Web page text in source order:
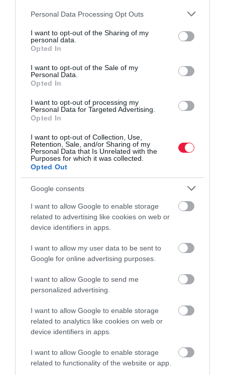
Please note that this website/app uses one or more Google
not limited to your visit or usage behaviour. You may click to
grant or deny consent to Google and its third-party tags to
use your data for below specified purposes in below Google
consent section.
Personal Data Processing Opt Outs
I want to opt-out of the Sharing of my
personal data.
Opted In
I want to opt-out of the Sale of my
Personal Data.
Opted In
I want to opt-out of processing my
Personal Data for Targeted Advertising.
Opted In
I want to opt-out of Collection, Use,
Retention, Sale, and/or Sharing of my
Personal Data that Is Unrelated with the
Purposes for which it was collected.
Opted Out
Google consents
I want to allow Google to enable storage
related to advertising like cookies on web or
device identifiers in apps.
I want to allow my user data to be sent to
Google for online advertising purposes.
I want to allow Google to send me
personalized advertising.
I want to allow Google to enable storage
related to analytics like cookies on web or
device identifiers in apps.
I want to allow Google to enable storage
related to functionality of the website or app.
csalás unokázós csalás átverés rendőrség
INGATLAN
100 millió felett már az agglomeráció nyer: kifelé